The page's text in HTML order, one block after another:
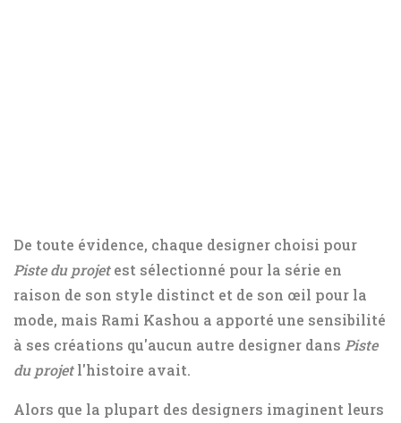
De toute évidence, chaque designer choisi pour
Piste du projetest sélectionné pour la série en
raison de son style distinct et de son œil pour la
mode, mais Rami Kashou a apporté une sensibilité
à ses créations qu'aucun autre designer dans Piste
du projetl'histoire avait.
Alors que la plupart des designers imaginent leurs